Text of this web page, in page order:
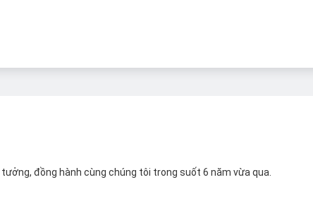
đồng hành cùng chúng tôi trong suốt 6 năm vừa qua.